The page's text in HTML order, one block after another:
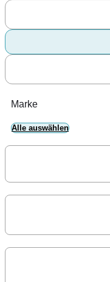
Marke
Alle auswählen